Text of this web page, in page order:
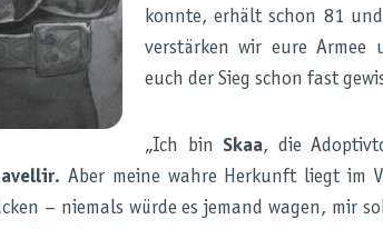
konnte, erhält schon 81
verstärken wir eure Armee
euch der Sieg schon fast
„Ich bin Skaa, die
. Aber meine wahre Herkunft liegt im
– niemals würde es jemand wagen, mir